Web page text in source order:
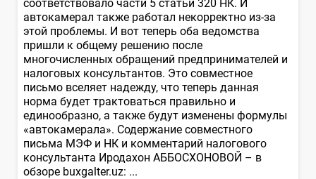
соответствовало части 5 статьи 320 НК. И
автокамерал также работал некорректно из-за
этой проблемы. И вот теперь оба ведомства
пришли к общему решению после
многочисленных обращений предпринимателей и
налоговых консультантов. Это совместное
письмо вселяет надежду, что теперь данная
норма будет трактоваться правильно и
единообразно, а также будут изменены формулы
«автокамерала». Содержание совместного
письма МЭФ и НК и комментарий налогового
консультанта Иродахон АББОСХОНОВОЙ – в
обзоре buxgalter.uz: ...